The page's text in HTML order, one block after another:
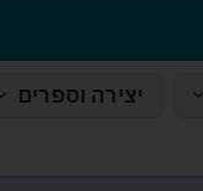
יצירה וספרים